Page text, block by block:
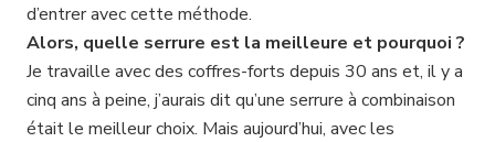
d’entrer avec cette méthode.
Alors, quelle serrure est la meilleure et pourquoi ?
Je travaille avec des coffres-forts depuis 30 ans et, il y a
cinq ans à peine, j’aurais dit qu’une serrure à combinaison
était le meilleur choix. Mais aujourd’hui, avec les